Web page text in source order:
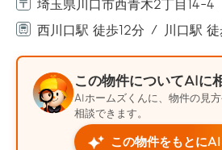
埼玉県川口市西青木2丁目14-4
西川口駅 徒歩12分
川口駅 徒
この物件についてAIに
AIホームズくんに、物件の見
相談できます。
この物件をもとに